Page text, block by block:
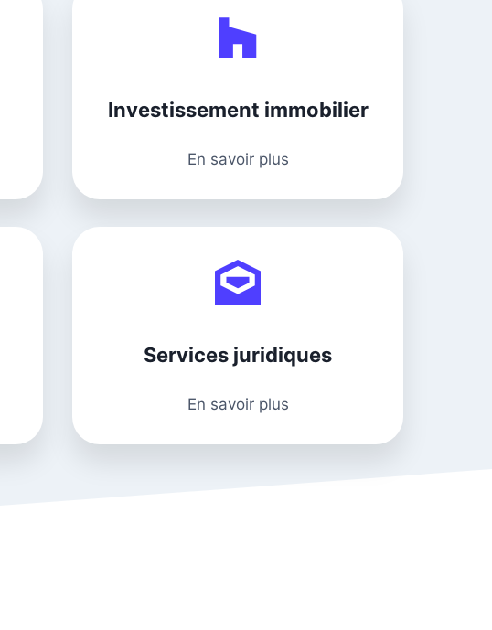
Investissement immobilier
En savoir plus
Services juridiques
En savoir plus